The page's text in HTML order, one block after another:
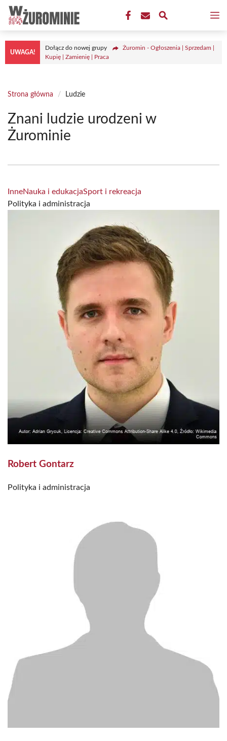
Przejdź
treści
UWAGA!
Dołącz do nowej grupy
Żuromin - Ogłoszenia | Sprzedam |
Kupię | Zamienię | Praca
Strona główna / Ludzie
Znani ludzie urodzeni w
Żurominie
InneNauka i edukacjaSport i rekreacja
Polityka i administracja
Robert Gontarz
Polityka i administracja